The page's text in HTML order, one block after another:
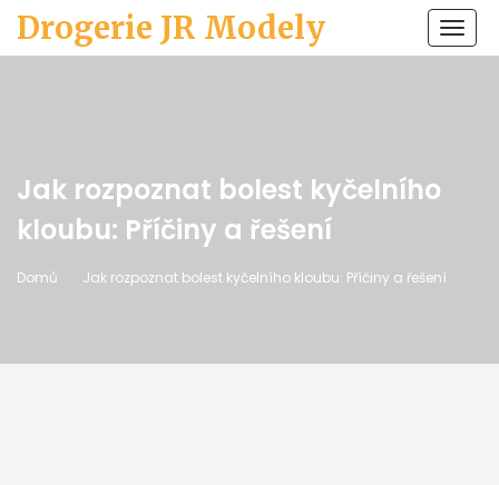
Drogerie JR Modely
Jak rozpoznat bolest kyčelního
kloubu: Příčiny a řešení
Domů Jak rozpoznat bolest kyčelního kloubu: Příčiny a řešení